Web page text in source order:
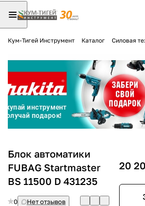
Кум-Тигей Инструмент Каталог Силовая
Блок автоматики
FUBAG Startmaster
BS 11500 D 431235
0
Нет отзывов
20
Разбейте
оплатуна части
без переплат
График платежей
Сегодня